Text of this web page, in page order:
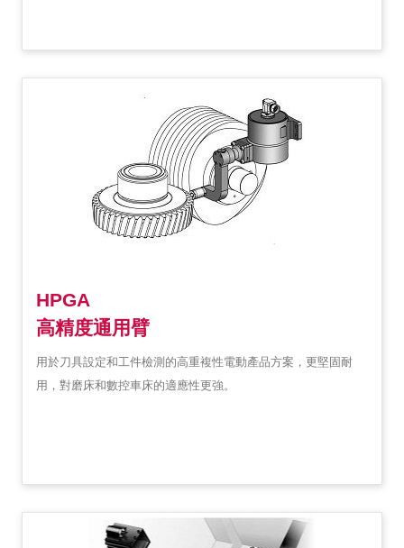
HPGA
高精度通用臂
用於刀具設定和工件檢測的高重複性電動產品方案，更堅固耐
用，對磨床和數控車床的適應性更強。